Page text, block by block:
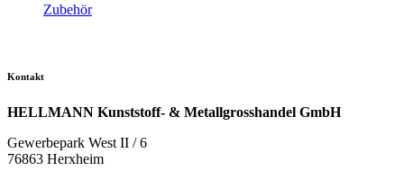
Zubehör
Kontakt
HELLMANN Kunststoff- & Metallgrosshandel GmbH
Gewerbepark West II / 6
76863 Herxheim